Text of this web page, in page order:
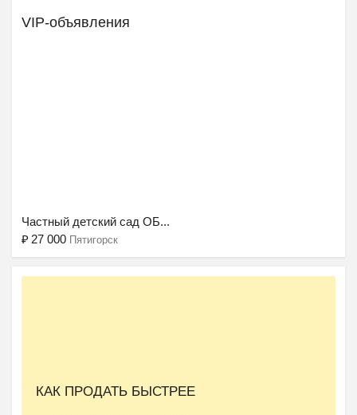
VIP-объявления
Частный детский сад ОБ...
₽ 27 000 Пятигорск
КАК ПРОДАТЬ БЫСТРЕЕ